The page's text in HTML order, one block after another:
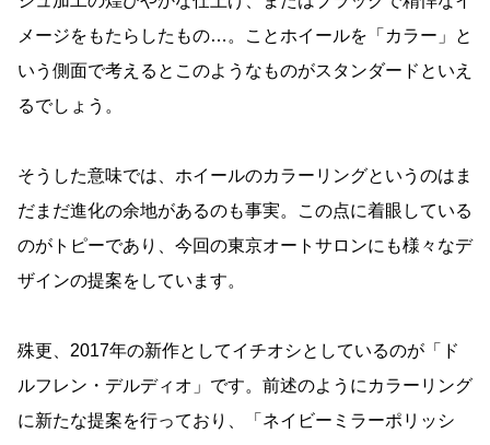
メージをもたらしたもの…。ことホイールを「カラー」と
いう側面で考えるとこのようなものがスタンダードといえ
るでしょう。
そうした意味では、ホイールのカラーリングというのはま
だまだ進化の余地があるのも事実。この点に着眼している
のがトピーであり、今回の東京オートサロンにも様々なデ
ザインの提案をしています。
殊更、2017年の新作としてイチオシとしているのが「ド
ルフレン・デルディオ」です。前述のようにカラーリング
に新たな提案を行っており、「ネイビーミラーポリッシ